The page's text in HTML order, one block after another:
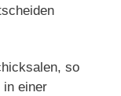
so
in einer